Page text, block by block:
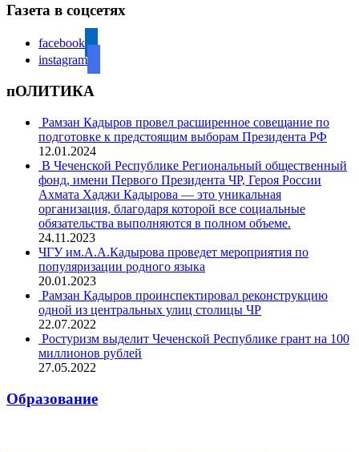
Газета в соцсетях
facebook
instagram
пОЛИТИКА
Рамзан Кадыров провел расширенное совещание по
подготовке к предстоящим выборам Президента РФ
12.01.2024
В Чеченской Республике Региональный общественный
фонд, имени Первого Президента ЧР, Героя России
Ахмата Хаджи Кадырова — это уникальная
организация, благодаря которой все социальные
обязательства выполняются в полном объеме.
24.11.2023
ЧГУ им.А.А.Кадырова проведет мероприятия по
популяризации родного языка
20.01.2023
Рамзан Кадыров проинспектировал реконструкцию
одной из центральных улиц столицы ЧР
22.07.2022
Ростуризм выделит Чеченской Республике грант на 100
миллионов рублей
27.05.2022
Образование